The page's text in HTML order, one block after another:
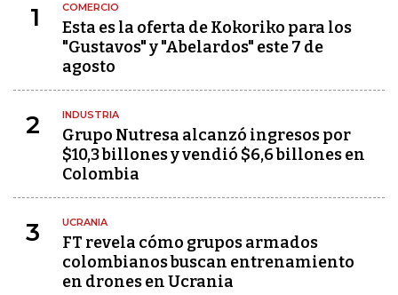
1 COMERCIO
Esta es la oferta de Kokoriko para los
"Gustavos" y "Abelardos" este 7 de
agosto
2 INDUSTRIA
Grupo Nutresa alcanzó ingresos por
$10,3 billones y vendió $6,6 billones en
Colombia
3 UCRANIA
FT revela cómo grupos armados
colombianos buscan entrenamiento
en drones en Ucrania